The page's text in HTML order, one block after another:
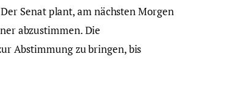
Senat plant, am nächsten Morgen
abzustimmen. Die
Abstimmung zu bringen, bis